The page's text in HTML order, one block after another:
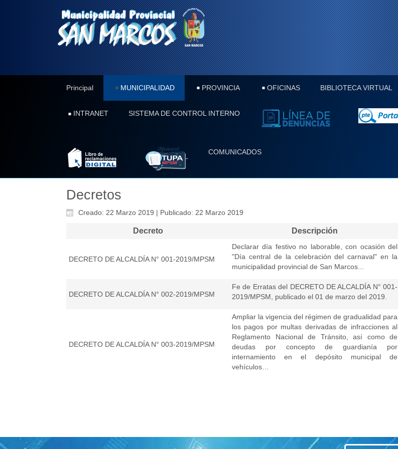
Principal MUNICIPALIDAD PROVINCIA OFICINAS BIBLIOTECA VIRTUAL
INTRANET SISTEMA DE CONTROL INTERNO
-
COMUNICADOS
Decretos
Creado: 22 Marzo 2019 | Publicado: 22 Marzo 2019
Decreto Descripción
DECRETO DE ALCALDÍA N° 001-2019/MPSM
Declarar día festivo no laborable, con ocasión del
"Día central de la celebración del carnaval" en la
municipalidad provincial de San Marcos...
DECRETO DE ALCALDÍA N° 002-2019/MPSM
Fe de Erratas del DECRETO DE ALCALDÍA N° 001-
2019/MPSM, publicado el 01 de marzo del 2019.
DECRETO DE ALCALDÍA N° 003-2019/MPSM
Ampliar la vigencia del régimen de gradualidad para
los pagos por multas derivadas de infracciones al
Reglamento Nacional de Tránsito, así como de
deudas por concepto de guardianía por
internamiento en el depósito municipal de
vehículos…